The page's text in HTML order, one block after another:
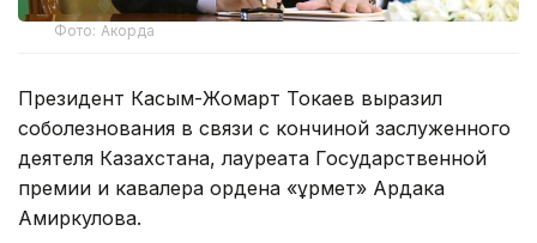
Фото: Акорда
Президент Касым-Жомарт Токаев выразил
соболезнования в связи с кончиной заслуженного
деятеля Казахстана, лауреата Государственной
премии и кавалера ордена «Құрмет» Ардака
Амиркулова.